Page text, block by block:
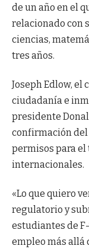
de un año en el
relacionado con
ciencias,
tres años.
Joseph Edlow,
ciudadanía e
presidente
confirmación del
permisos para
internacionales.
«Lo que quiero
regulatorio y
estudiantes de
empleo más allá